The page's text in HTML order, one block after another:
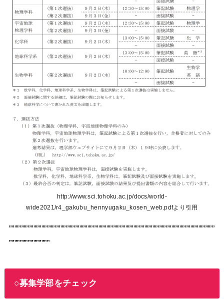
http://www.sci.tohoku.ac.jp/docs/world-
wide2021/r4_gakubu_hennyugaku_kosen_web.pdfより引用
””””””””””””””””””””””””””””””””””””””””””””””””””””””””””””””””””””””””””””
”””””””””””””””
○募集学部をチェック